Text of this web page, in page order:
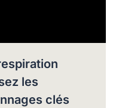
les
clés